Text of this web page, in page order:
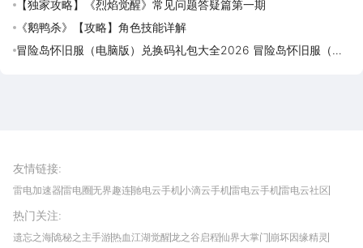
【独家攻略】《烈焰觉醒》常见问题答疑篇第一期
《鹅鸭杀》【攻略】角色技能详解
冒险岛怀旧服（电脑版）兑换码礼包大全2026 冒险岛怀旧服（电
友情链接:
雷电加速器雷电圈无界趣连驰电云手机小滴云手机雷电云手机雷电云社区
我爱vr网华军软件园
热门关注:
遗忘之海诡秘之主手游热血江湖觉醒龙之谷启程仙界大掌门 崩坏因缘精灵